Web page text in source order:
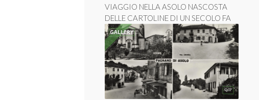
VIAGGIO NELLA ASOLO NASCOSTA
DELLE CARTOLINE DI UN SECOLO FA